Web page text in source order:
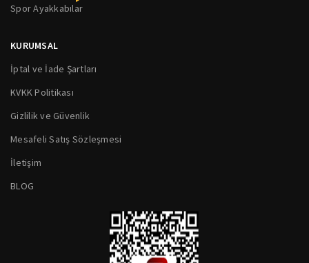
Spor Ayakkabılar
KURUMSAL
İptal ve İade Şartları
KVKK Politikası
Gizlilik ve Güvenlik
Mesafeli Satış Sözleşmesi
İletişim
BLOG